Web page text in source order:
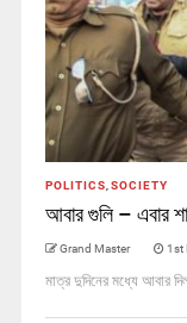
POLITICS SOCIETY
আবার গুলি – এবার
Grand Master 1st
মাত্র দুদিনের মধ্যে আবার